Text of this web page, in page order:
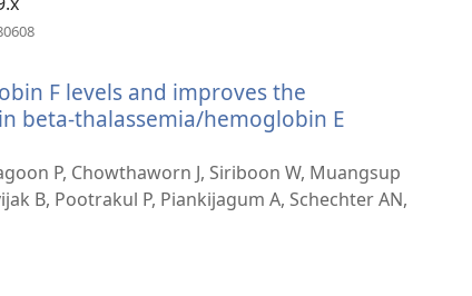
視
窗）
F levels and improves the
beta-thalassemia/hemoglobin E
P, Chowthaworn J, Siriboon W, Muangsup
B, Pootrakul P, Piankijagum A, Schechter AN,